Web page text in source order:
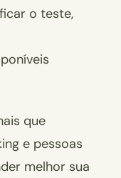
o teste,
que
e pessoas
melhor sua